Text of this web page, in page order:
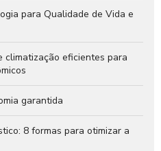
para Qualidade de Vida e
climatização eficientes para
garantida
8 formas para otimizar a